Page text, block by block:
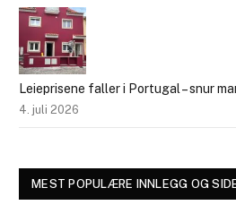
Leieprisene faller i Portugal – snur
4. juli 2026
MEST POPULÆRE INNLEGG OG